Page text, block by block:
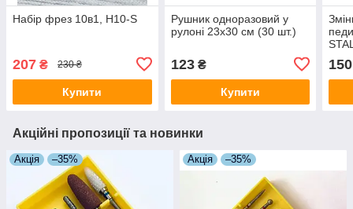
Набір фрез 10в1, H10-S
207 ₴ 230 ₴
Купити
Рушник одноразовий у
рулоні 23х30 см (30 шт.)
123₴
Купити
30
150
Акційні пропозиції та новинки
Акція –35% Акція –35%